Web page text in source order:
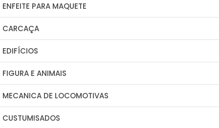
ENFEITE PARA MAQUETE
CARCAÇA
EDIFÍCIOS
FIGURA E ANIMAIS
MECANICA DE LOCOMOTIVAS
CUSTUMISADOS